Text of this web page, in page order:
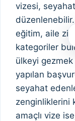
vizesi,
eğitim, aile
kategoriler
ülkeyi
yapılan
seyahat
zenginliklerini
amaçlı vize